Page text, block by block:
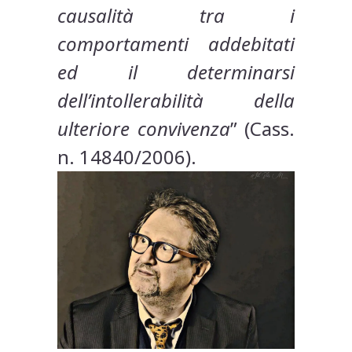
causalità tra i
comportamenti addebitati
ed il determinarsi
dell’intollerabilità della
ulteriore convivenza” (Cass.
n. 14840/2006).